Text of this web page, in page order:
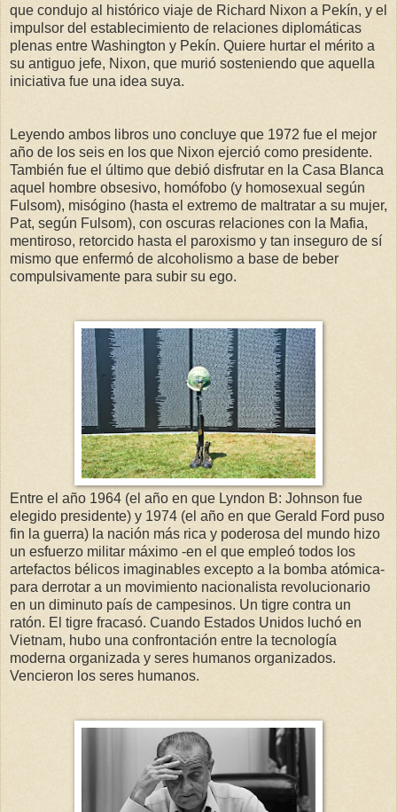
que condujo al histórico viaje de Richard Nixon a Pekín, y el
impulsor del establecimiento de relaciones diplomáticas
plenas entre Washington y Pekín. Quiere hurtar el mérito a
su antiguo jefe, Nixon, que murió sosteniendo que aquella
iniciativa fue una idea suya.
Leyendo ambos libros uno concluye que 1972 fue el mejor
año de los seis en los que Nixon ejerció como presidente.
También fue el último que debió disfrutar en la Casa Blanca
aquel hombre obsesivo, homófobo (y homosexual según
Fulsom), misógino (hasta el extremo de maltratar a su mujer,
Pat, según Fulsom), con oscuras relaciones con la Mafia,
mentiroso, retorcido hasta el paroxismo y tan inseguro de sí
mismo que enfermó de alcoholismo a base de beber
compulsivamente para subir su ego.
Entre el año 1964 (el año en que Lyndon B: Johnson fue
elegido presidente) y 1974 (el año en que Gerald Ford puso
fin la guerra) la nación más rica y poderosa del mundo hizo
un esfuerzo militar máximo -en el que empleó todos los
artefactos bélicos imaginables excepto a la bomba atómica-
para derrotar a un movimiento nacionalista revolucionario
en un diminuto país de campesinos. Un tigre contra un
ratón. El tigre fracasó. Cuando Estados Unidos luchó en
Vietnam, hubo una confrontación entre la tecnología
moderna organizada y seres humanos organizados.
Vencieron los seres humanos.